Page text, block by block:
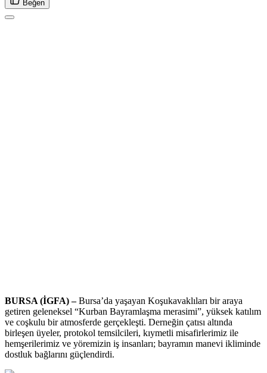
Beğen
BURSA (İGFA) –Bursa’da yaşayan Koşukavaklıları bir araya
getiren geleneksel “Kurban Bayramlaşma merasimi”, yüksek katılım
ve coşkulu bir atmosferde gerçekleşti. Derneğin çatısı altında
birleşen üyeler, protokol temsilcileri, kıymetli misafirlerimiz ile
hemşerilerimiz ve yöremizin iş insanları; bayramın manevi ikliminde
dostluk bağlarını güçlendirdi.